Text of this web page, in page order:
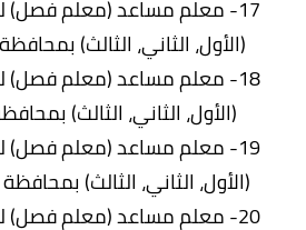
17- معلم مساعد (معلم فصل)
(الأول، الثاني، الثالث)
18- معلم مساعد (معلم فصل)
(الأول، الثاني، الثالث)
19- معلم مساعد (معلم فصل)
(الأول، الثاني، الثالث)
20- معلم مساعد (معلم فصل)